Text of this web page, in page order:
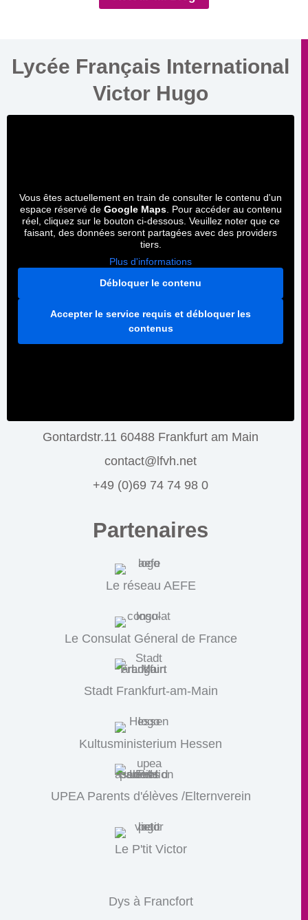
Lycée Français International
Victor Hugo
Vous êtes actuellement en train de consulter le contenu d'un
espace réservé de Google Maps. Pour accéder au contenu
réel, cliquez sur le bouton ci-dessous. Veuillez noter que ce
faisant, des données seront partagées avec des providers
tiers.
Plus d'informations
Débloquer le contenu
Accepter le service requis et débloquer les
contenus
Gontardstr.11 60488 Frankfurt am Main
contact@lfvh.net
+49 (0)69 74 74 98 0
Partenaires
Le réseau AEFE
Le Consulat Géneral de France
Stadt Frankfurt-am-Main
Kultusministerium Hessen
UPEA Parents d'élèves /Elternverein
Le P'tit Victor
Dys à Francfort